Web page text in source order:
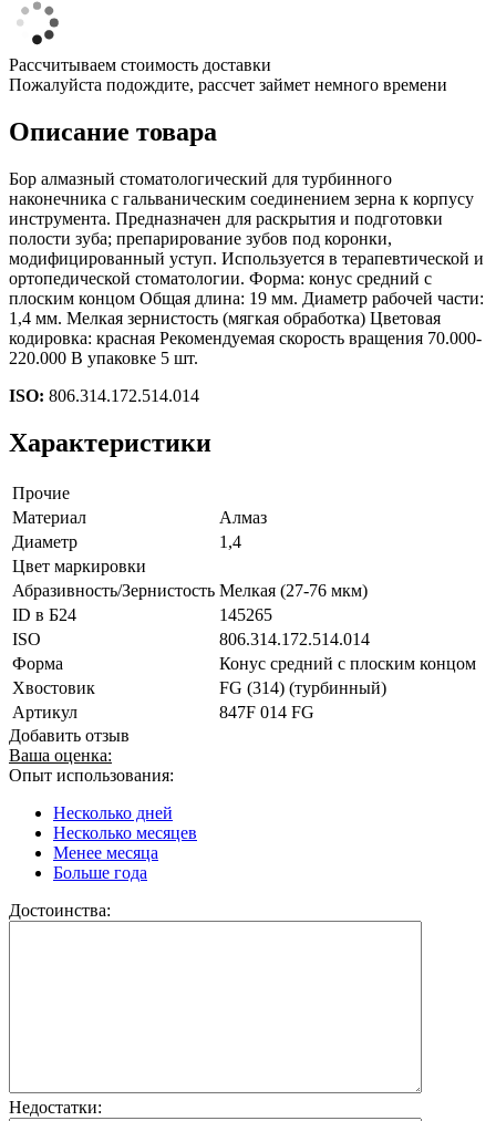
Рассчитываем стоимость доставки
Пожалуйста подождите, рассчет займет немного времени
Описание товара
Бор алмазный стоматологический для турбинного
наконечника с гальваническим соединением зерна к корпусу
инструмента. Предназначен для раскрытия и подготовки
полости зуба; препарирование зубов под коронки,
модифицированный уступ. Используется в терапевтической и
ортопедической стоматологии. Форма: конус средний с
плоским концом Общая длина: 19 мм. Диаметр рабочей части:
1,4 мм. Мелкая зернистость (мягкая обработка) Цветовая
кодировка: красная Рекомендуемая скорость вращения 70.000-
220.000 В упаковке 5 шт.
ISO: 806.314.172.514.014
Характеристики
Прочие
Материал
Алмаз
Диаметр
1,4
Цвет маркировки
Абразивность/Зернистость Мелкая (27-76 мкм)
ID в Б24
145265
ISO
806.314.172.514.014
Форма
Конус средний с плоским концом
Хвостовик
FG (314) (турбинный)
Артикул
847F 014 FG
Добавить отзыв
Ваша оценка:
Опыт использования:
Несколько дней
Несколько месяцев
Менее месяца
Больше года
Достоинства:
Недостатки: